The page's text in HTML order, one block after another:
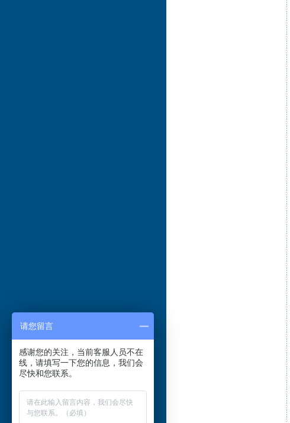
请您留言
感谢您的关注，当前客服人员不在
线，请填写一下您的信息，我们会
尽快和您联系。